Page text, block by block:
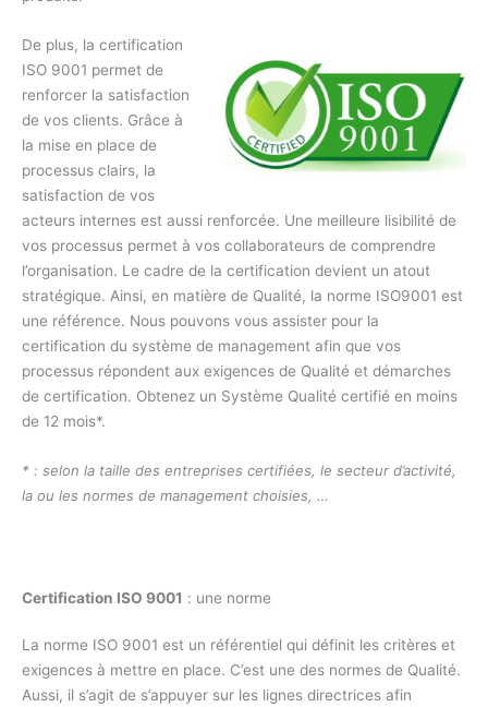
De plus, la certification
ISO 9001 permet de
renforcer la satisfaction
de vos clients. Grâce à
la mise en place de
processus clairs, la
satisfaction de vos
acteurs internes est aussi renforcée. Une meilleure lisibilité de
vos processus permet à vos collaborateurs de comprendre
l’organisation. Le cadre de la certification devient un atout
stratégique. Ainsi, en matière de Qualité, la norme ISO9001 est
une référence. Nous pouvons vous assister pour la
certification du système de management afin que vos
processus répondent aux exigences de Qualité et démarches
de certification. Obtenez un Système Qualité certifié en moins
de 12 mois*.
* : selon la taille des entreprises certifiées, le secteur d’activité,
la ou les normes de management choisies, …
Certification ISO 9001 : une norme
La norme ISO 9001 est un référentiel qui définit les critères et
exigences à mettre en place. C’est une des normes de Qualité.
Aussi, il s’agit de s’appuyer sur les lignes directrices afin